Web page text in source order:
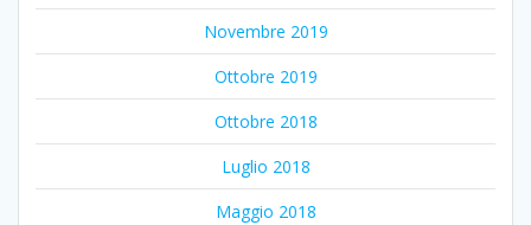
Novembre 2019
Ottobre 2019
Ottobre 2018
Luglio 2018
Maggio 2018